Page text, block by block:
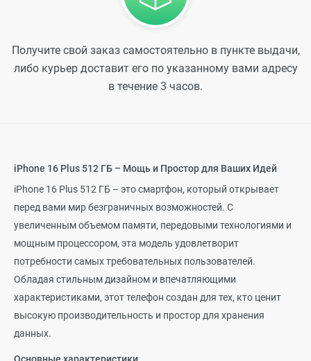
Получите свой заказ самостоятельно в пункте выдачи,
либо курьер доставит его по указанному вами адресу
в течение 3 часов.
iPhone 16 Plus 512 ГБ – Мощь и Простор для Ваших Идей
iPhone 16 Plus 512 ГБ – это смартфон, который открывает
перед вами мир безграничных возможностей. С
увеличенным объемом памяти, передовыми технологиями и
мощным процессором, эта модель удовлетворит
потребности самых требовательных пользователей.
Обладая стильным дизайном и впечатляющими
характеристиками, этот телефон создан для тех, кто ценит
высокую производительность и простор для хранения
данных.
Основные характеристики